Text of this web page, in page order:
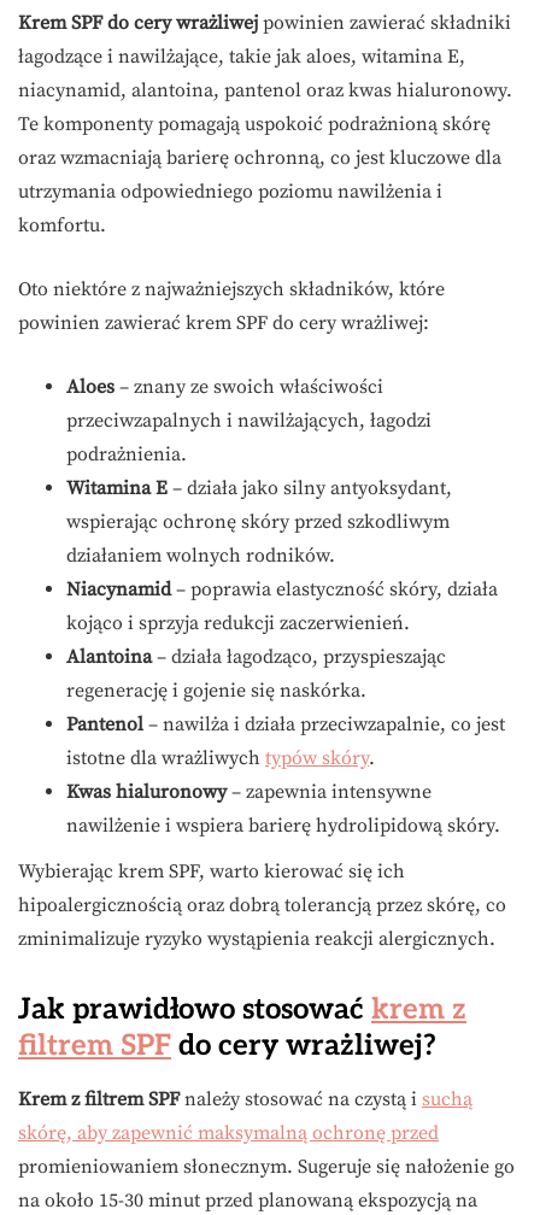
Krem SPF do cery wrażliwej powinien zawierać składniki
łagodzące i nawilżające, takie jak aloes, witamina E,
niacynamid, alantoina, pantenol oraz kwas hialuronowy.
Te komponenty pomagają uspokoić podrażnioną skórę
oraz wzmacniają barierę ochronną, co jest kluczowe dla
utrzymania odpowiedniego poziomu nawilżenia i
komfortu.
Oto niektóre z najważniejszych składników, które
powinien zawierać krem SPF do cery wrażliwej:
Aloes – znany ze swoich właściwości
przeciwzapalnych i nawilżających, łagodzi
podrażnienia.
Witamina E – działa jako silny antyoksydant,
wspierając ochronę skóry przed szkodliwym
działaniem wolnych rodników.
Niacynamid– poprawia elastyczność skóry, działa
kojąco i sprzyja redukcji zaczerwienień.
Alantoina– działa łagodząco, przyspieszając
regenerację i gojenie się naskórka.
Pantenol – nawilża i działa przeciwzapalnie, co jest
istotne dla wrażliwych typów skóry.
Kwas hialuronowy– zapewnia intensywne
nawilżenie i wspiera barierę hydrolipidową skóry.
Wybierając krem SPF, warto kierować się ich
hipoalergicznością oraz dobrą tolerancją przez skórę, co
zminimalizuje ryzyko wystąpienia reakcji alergicznych.
Jak prawidłowo stosować krem z
filtrem SPF do cery wrażliwej?
Krem z filtrem SPFnależy stosować na czystą i suchą
skórę, aby zapewnić maksymalną ochronę przed
promieniowaniem słonecznym. Sugeruje się nałożenie go
na około 15-30 minut przed planowaną ekspozycją na